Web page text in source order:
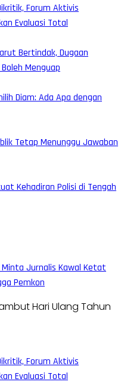
Forum Aktivis
Evaluasi Total
Bertindak, Dugaan
Menguap
Diam: Ada Apa dengan
Tetap Menunggu Jawaban
Kehadiran Polisi di Tengah
Minta Jurnalis Kawal Ketat
Pemkon
Hari Ulang Tahun
Forum Aktivis
Evaluasi Total